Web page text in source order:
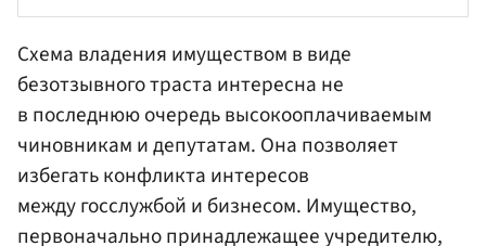
Схема владения имуществом в виде
безотзывного траста интересна не
в последнюю очередь высокооплачиваемым
чиновникам и депутатам. Она позволяет
избегать конфликта интересов
между госслужбой и бизнесом. Имущество,
первоначально принадлежащее учредителю,